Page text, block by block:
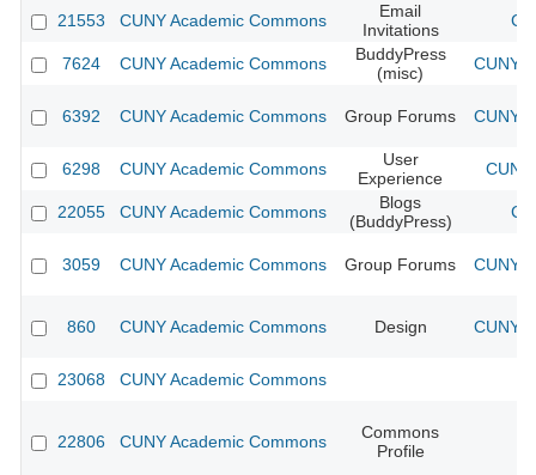
21553 CUNY Academic Commons
Email
Invitations
7624 CUNY Academic Commons
BuddyPress
(misc)
CUNY
6392 CUNY Academic Commons Group Forums CUNY
6298 CUNY Academic Commons
User
Experience
22055 CUNY Academic Commons
Blogs
(BuddyPress)
3059 CUNY Academic Commons Group Forums CUNY
860 CUNY Academic Commons Design CUNY
23068 CUNY Academic Commons
22806 CUNY Academic Commons
Commons
Profile